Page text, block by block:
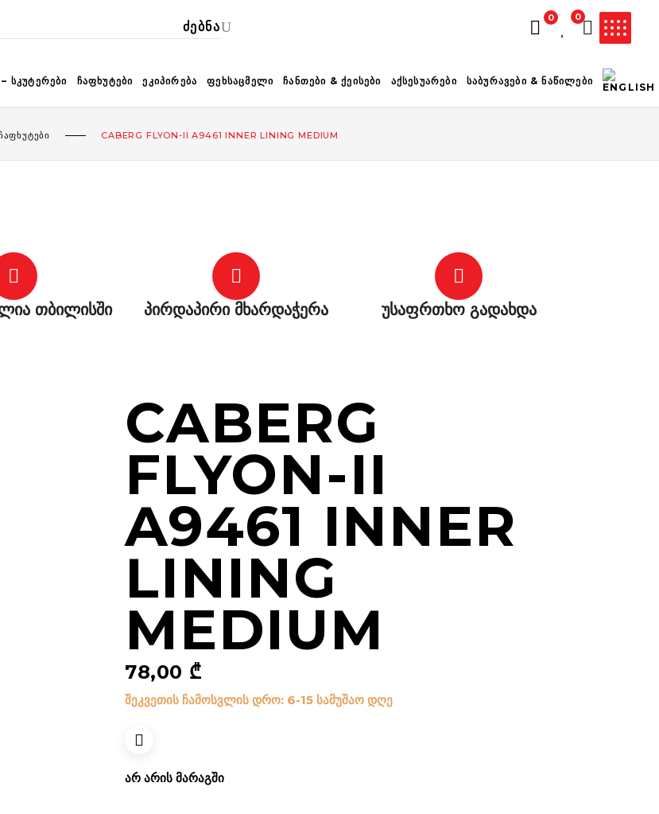
0 0
ᲡᲙᲣᲢᲔᲠᲔᲑᲘ ᲩᲐᲤᲮᲣᲢᲔᲑᲘ ᲔᲙᲘᲞᲘᲠᲔᲑᲐ ᲤᲔᲮᲡᲐᲪᲛᲔᲚᲘ ᲩᲐᲜᲗᲔᲑᲘ & ᲥᲔᲘᲡᲔᲑᲘ ᲐᲥᲡᲔᲡᲣᲐᲠᲔᲑᲘ ᲡᲐᲑᲣᲠᲐᲕᲔᲑᲘ & ᲜᲐᲬᲘᲚᲔᲑᲘ
CABERG FLYON-II A9461 INNER LINING MEDIUM
თბილისში პირდაპირი მხარდაჭერა უსაფრთხო გადახდა
CABERG
FLYON-II
A9461 INNER
LINING
MEDIUM
78,00 ₾
შეკვეთის ჩამოსვლის დრო: 6-15 სამუშაო დღე
ᲐᲠ ᲐᲠᲘᲡ ᲛᲐᲠᲐᲒᲨᲘ